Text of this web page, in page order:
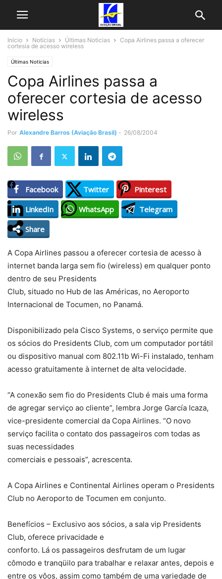
Início Notícias Últimas Noticias
Copa Airlines passa a oferecer
cortesia de acesso wireless
Últimas Noticias
Copa Airlines passa a
oferecer cortesia de acesso
wireless
Por Alexandre Barros (Aviação Brasil) - 26/08/2004
Facebook Twitter
Pinterest
LinkedIn
WhatsApp
Telegram
Share
A Copa Airlines passou a oferecer cortesia de acesso à
internet banda larga sem fio (wireless) em qualquer ponto
dentro de seu Presidents
Club, situado no Hub de las Américas, no Aeroporto
Internacional de Tocumen, no Panamá.
Disponibilizado pela Cisco Systems, o serviço permite que
os sócios do Presidents Club, com um computador portátil
ou dispositivo manual com 802.11b Wi-Fi instalado, tenham
acesso gratuitamente à internet de alta velocidade.
“A conexão sem fio do Presidents Club é mais uma forma
de agregar serviço ao cliente”, lembra Jorge García Icaza,
vice-presidente comercial da Copa Airlines. “O novo
serviço facilita o contato dos passageiros com todas as
suas necessidades
comerciais e pessoais”, acrescenta.
A Copa Airlines e Continental Airlines operam o Presidents
Club no Aeroporto de Tocumen em conjunto.
Benefícios – Exclusivo aos sócios, a sala vip Presidents
Club, oferece privacidade e
conforto. Lá os passageiros desfrutam de um lugar
cômodo e tranqüilo para trabalhar e relaxar antes, depois e
entre os vôos, assim como também de uma variedade de